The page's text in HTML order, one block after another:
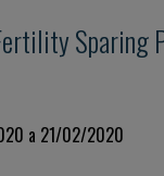
Sparing
a 21/02/2020